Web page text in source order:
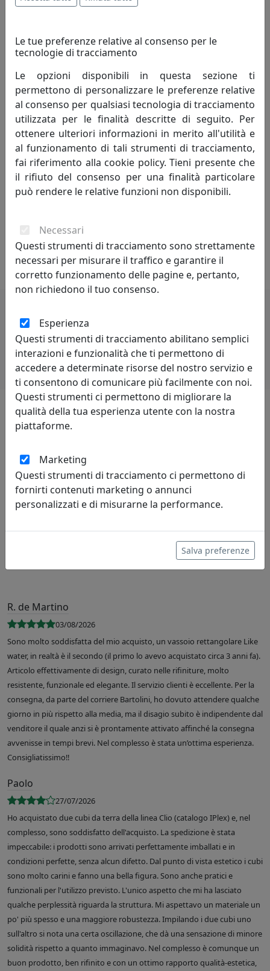
mercato.
Per ottimizzare al meglio la propria attività Biscottini
International Art Trading conta su uno staff di validi ed
esperti collaboratori, sempre pronti ed attenti a
soddisfare le esigenze della Clientela.
Con il passare del tempo, oltre alla
commercializzazione, inizia a produrre in proprio i suoi
capolavori, in centri artigianali che rendono la
creazione dei mobili un pregio ed un apprezzamento da
parte del pubblico. Grazie all’intraprendenza del suo
esterno, BISCOTTINI INTERNATIONAL ART TRADING
vanta ad oggi migliaia di clienti soddisfatti in tutto il
mondo.
Potrebbero interessarti
Leggi le recensioni
R. de Martino
03/08/2026
Sono molto soddisfatta del mio acquisto, un vassoio rettangolare Like
water, in realtà è il secondo (il primo lo avevo acquistato circa 3 anni fa).
Articolo effettivamente di design, curato nelle rifiniture, molto
resistente, funzionale ed elegante. Il servizio clienti è eccellente. Per la
consegna, da parte del corriere Bartolini, ho dovuto attendere qualche
giorno in più rispetto alla media, ma il disagio subito è indipendente dal
venditore il quale anzi si è prontamente attivato affinché la consegna
avvenisse in tempi brevi. Nel complesso è stata un’ottima esperienza.
Consigliatissimo!!
Paolo
27/07/2026
Ho acquistato due cubi da terra della linea Clio (catalogo IPlex) e, nel
complesso, sono soddisfatto dell'acquisto. La spedizione è stata
impeccabile: i prodotti sono arrivati perfettamente imballati e in
condizioni perfette, senza alcun difetto. Dal punto di vista estetico i cubi
sono molto carini e fanno una bella figura. Sono anche pratici e
funzionali per l'utilizzo previsto. L'unico aspetto che mi ha lasciato
qualche perplessità riguarda la struttura. Mi aspettavo un materiale un
po' più spesso e una maggiore robustezza. Impilando i due cubi uno
sull'altro si nota una certa oscillazione, che dà una sensazione di minore
solidità rispetto a quanto immaginavo. Nel complesso è comunque un
buon prodotto, ben rifinito e con un ottimo rapporto qualità-estetica,
Le tue preferenze relative al consenso per le
tecnologie di tracciamento
Le opzioni disponibili in questa sezione ti
permettono di personalizzare le preferenze relative
al consenso per qualsiasi tecnologia di tracciamento
utilizzata per le finalità descritte di seguito. Per
ottenere ulteriori informazioni in merito all'utilità e
al funzionamento di tali strumenti di tracciamento,
fai riferimento alla cookie policy. Tieni presente che
il rifiuto del consenso per una finalità particolare
può rendere le relative funzioni non disponibili.
Necessari
Questi strumenti di tracciamento sono strettamente
necessari per misurare il traffico e garantire il
corretto funzionamento delle pagine e, pertanto,
non richiedono il tuo consenso.
Esperienza
Questi strumenti di tracciamento abilitano semplici
interazioni e funzionalità che ti permettono di
accedere a determinate risorse del nostro servizio e
ti consentono di comunicare più facilmente con noi.
Questi strumenti ci permettono di migliorare la
qualità della tua esperienza utente con la nostra
piattaforme.
Marketing
Questi strumenti di tracciamento ci permettono di
fornirti contenuti marketing o annunci
personalizzati e di misurarne la performance.
Salva preferenze